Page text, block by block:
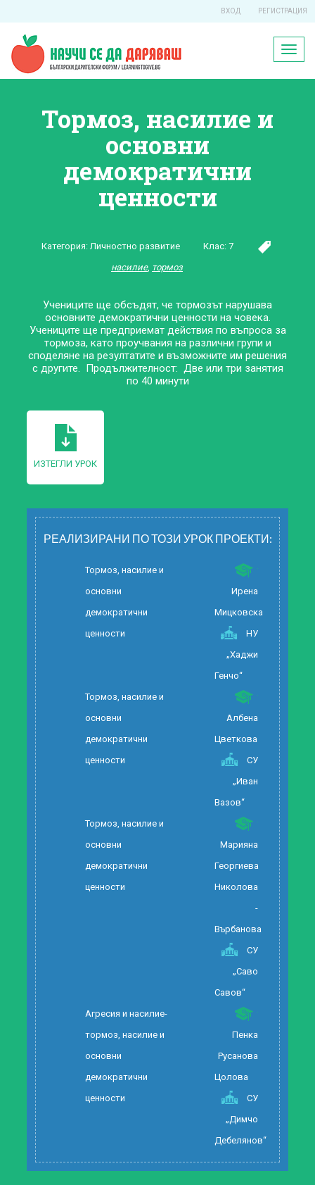
ВХОД РЕГИСТРАЦИЯ
Тормоз, насилие и
основни
демократични
ценности
Категория:Личностно развитие Клас: 7
насилие, тормоз
Учениците ще обсъдят, че тормозът нарушава
основните демократични ценности на човека.
Учениците ще предприемат действия по въпроса за
тормоза, като проучвания на различни групи и
споделяне на резултатите и възможните им решения
с другите. Продължителност: Две или три занятия
по 40 минути
ИЗТЕГЛИ УРОК
РЕАЛИЗИРАНИ ПО ТОЗИ УРОК ПРОЕКТИ:
Тормоз, насилие и
основни
демократични
ценности
Ирена
Мицковска
НУ
„Хаджи
Генчо“
Тормоз, насилие и
основни
демократични
ценности
Албена
Цветкова
СУ
„Иван
Вазов“
Тормоз, насилие и
основни
демократични
ценности
Марияна
Георгиева
Николова
-
Върбанова
СУ
„Саво
Савов“
Агресия и насилие-
тормоз, насилие и
основни
демократични
ценности
Пенка
Русанова
Цолова
СУ
„Димчо
Дебелянов“